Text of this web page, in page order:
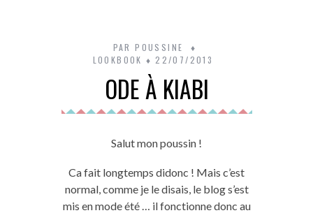
PAR POUSSINE
LOOKBOOK
22/07/2013
ODE À KIABI
Salut mon poussin !
Ca fait longtemps didonc ! Mais c’est
normal, comme je le disais, le blog s’est
mis en mode été … il fonctionne donc au